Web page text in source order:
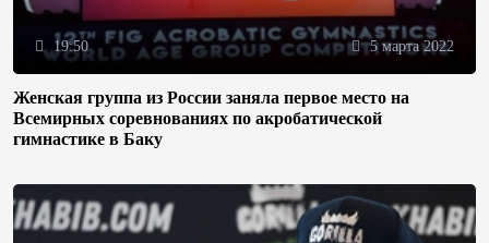
19:50 5 марта 2022
Женская группа из России заняла первое место на
Всемирных соревнованиях по акробатической
гимнастике в Баку